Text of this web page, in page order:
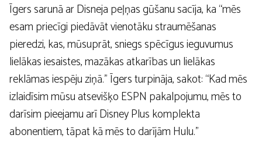
Īgers sarunā ar Disneja peļņas gūšanu sacīja, ka “mēs
esam priecīgi piedāvāt vienotāku straumēšanas
pieredzi, kas, mūsuprāt, sniegs spēcīgus ieguvumus
lielākas iesaistes, mazākas atkarības un lielākas
reklāmas iespēju ziņā.” Īgers turpināja, sakot: “Kad mēs
izlaidīsim mūsu atsevišķo ESPN pakalpojumu, mēs to
darīsim pieejamu arī Disney Plus komplekta
abonentiem, tāpat kā mēs to darījām Hulu.”